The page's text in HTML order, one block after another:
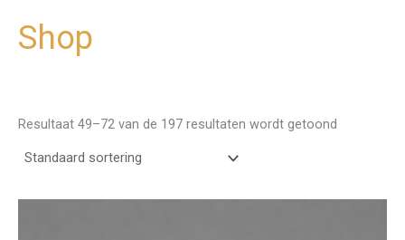
Shop
Resultaat 49–72 van de 197 resultaten wordt getoond